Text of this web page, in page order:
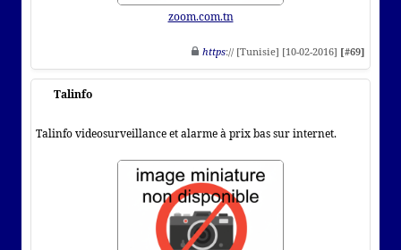
zoom.com.tn
https:// [Tunisie] [10-02-2016] [#69]
Talinfo
Talinfo videosurveillance et alarme à prix bas sur internet.